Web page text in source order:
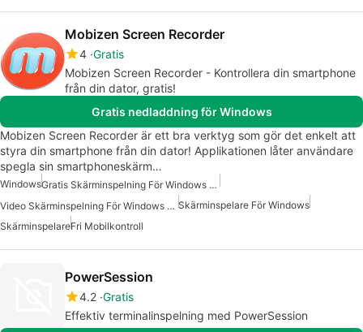
Mobizen Screen Recorder
4 Gratis
Mobizen Screen Recorder - Kontrollera din smartphone
från din dator, gratis!
Gratis nedladdning för Windows
Mobizen Screen Recorder är ett bra verktyg som gör det enkelt att
styra din smartphone från din dator! Applikationen låter användare
spegla sin smartphoneskärm…
Windows
Gratis Skärminspelning För Windows 10
Video Skärminspelning För Windows Gratis Skärminspelare För Windows
SkärminspelareFri Mobilkontroll
PowerSession
4.2 Gratis
Effektiv terminalinspelning med PowerSession